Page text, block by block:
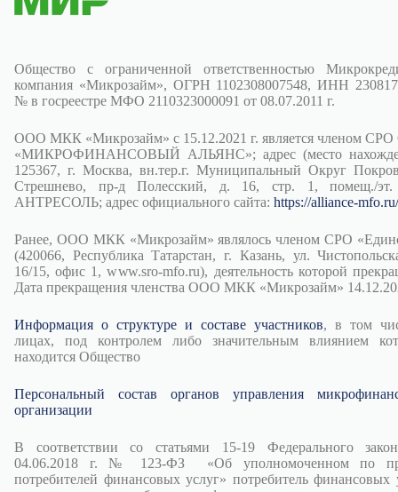
Общество с ограниченной ответственностью
компания «Микрозайм», ОГРН 1102308007548, ИНН
№ в госреестре МФО 2110323000091 от 08.07.2011 г.
ООО МКК «Микрозайм» с 15.12.2021 г. является членом
«МИКРОФИНАНСОВЫЙ АЛЬЯНС»; адрес (место
125367, г. Москва, вн.тер.г. Муниципальный Округ
Стрешнево, пр-д Полесский, д. 16, стр. 1, помещ./
АНТРЕСОЛЬ; адрес официального сайта: https://alliance-mfo.ru/
Ранее, ООО МКК «Микрозайм» являлось членом СРО
(420066, Республика Татарстан, г. Казань, ул.
16/15, офис 1, www.sro-mfo.ru), деятельность которой
Дата прекращения членства ООО МКК «Микрозайм»
Информация о структуре и составе участников, в том
лицах, под контролем либо значительным влиянием
находится Общество
Персональный состав органов управления
организации
В соответствии со статьями 15-19 Федерального
04.06.2018 г. № 123-ФЗ «Об уполномоченном по
потребителей финансовых услуг» потребитель финансовых